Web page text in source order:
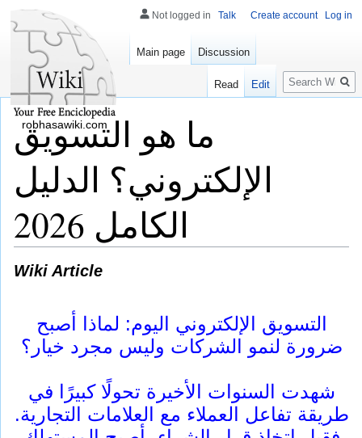
ما هو التسويق
الإلكتروني؟ الدليل
الكامل 2026
Wiki Article
التسويق الإلكتروني اليوم: لماذا أصبح
ضرورة لنمو الشركات وليس مجرد خيار؟
شهدت السنوات الأخيرة تحولًا كبيرًا في
طريقة تفاعل العملاء مع العلامات التجارية.
Not logged in Talk Create account Log in
Main page Discussion
Read Edit
Search
robhasawiki.com